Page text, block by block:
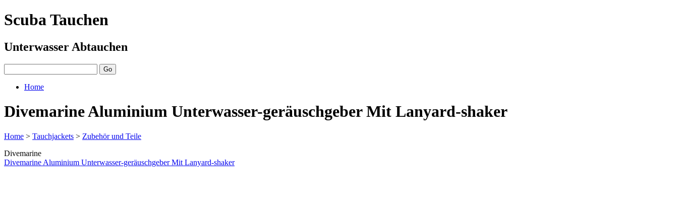
Scuba Tauchen
Unterwasser Abtauchen
Home
Divemarine Aluminium Unterwasser-geräuschgeber Mit Lanyard-shaker
Home > Tauchjackets > Zubehör und Teile
Divemarine
Divemarine Aluminium Unterwasser-geräuschgeber Mit Lanyard-shaker